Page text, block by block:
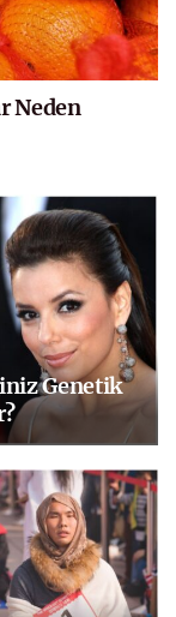
Neden
Genetik